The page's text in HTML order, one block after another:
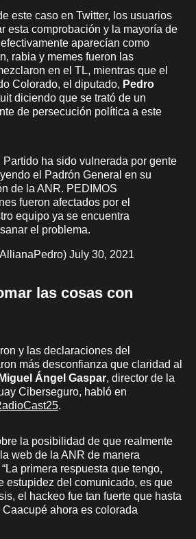
este caso en Twitter, los usuarios
esta comprobación y la mayoría de
aparecían como
rabia y memes fueron las
en el TL, mientras que el
Colorado, el diputado, Pedro
diciendo que se trató de un
de persecución política a este
ha sido vulnerada por gente
el Padrón General en su
de la ANR. PEDIMOS
fueron afectados por el
equipo ya se encuentra
el problema.
July 30, 2021
las cosas con
y las declaraciones del
más desconfianza que claridad al
Miguel Ángel Gaspar, director de la
Ciberseguro, habló en
.
la posibilidad de que realmente
web de la ANR de manera
primera respuesta que tengo,
estupidez del comunicado, es que
el hackeo fue tan fuerte que hasta
ahora es colorada